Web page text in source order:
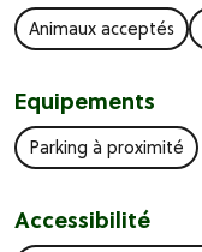
Animaux acceptés
Equipements
Parking à proximité
Accessibilité